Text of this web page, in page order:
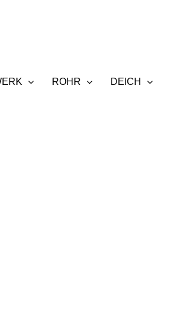
ROHR DEICH